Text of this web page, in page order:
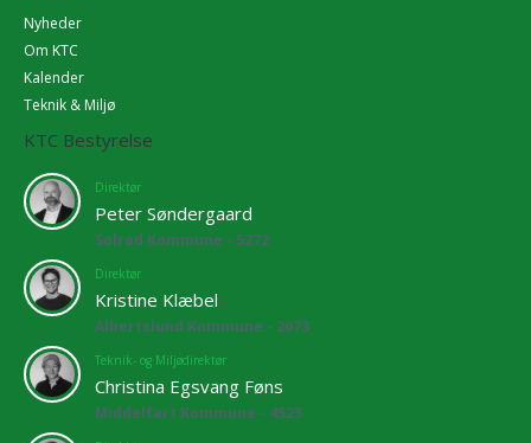
Nyheder
Om KTC
Kalender
Teknik & Miljø
KTC Bestyrelse
Direktør
Peter Søndergaard
Solrød Kommune - 5272
Direktør
Kristine Klæbel
Albertslund Kommune - 2673
Teknik- og Miljødirektør
Christina Egsvang Føns
Middelfart Kommune - 4525